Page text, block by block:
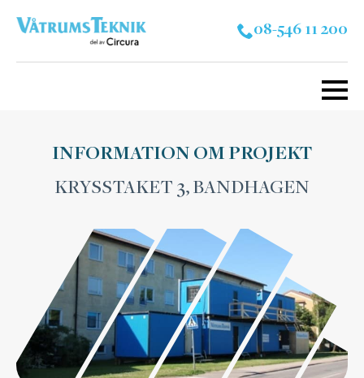
08-546 11 200
INFORMATION OM PROJEKT
KRYSSTAKET 3, BANDHAGEN